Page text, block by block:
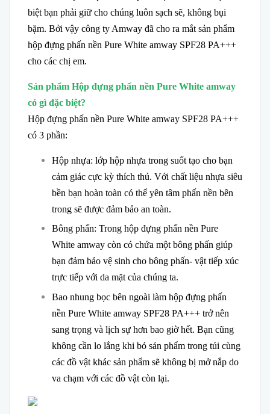
biệt bạn phải giữ cho chúng luôn sạch sẽ, không bụi
bặm. Bởi vậy công ty Amway đã cho ra mắt sản phẩm
hộp đựng phấn nền Pure White amway SPF28 PA+++
cho các chị em.
Sản phẩm Hộp đựng phấn nền Pure White amway
có gì đặc biệt?
Hộp đựng phấn nền Pure White amway SPF28 PA+++
có 3 phần:
Hộp nhựa: lớp hộp nhựa trong suốt tạo cho bạn
cảm giác cực kỳ thích thú. Với chất liệu nhựa siêu
bền bạn hoàn toàn có thể yên tâm phấn nền bên
trong sẽ được đảm bảo an toàn.
Bông phấn: Trong hộp đựng phấn nền Pure
White amway còn có chứa một bông phấn giúp
bạn đảm bảo vệ sinh cho bông phấn- vật tiếp xúc
trực tiếp với da mặt của chúng ta.
Bao nhung bọc bên ngoài làm hộp đựng phấn
nền Pure White amway SPF28 PA+++ trở nên
sang trọng và lịch sự hơn bao giờ hết. Bạn cũng
không cần lo lắng khi bỏ sản phẩm trong túi cùng
các đồ vật khác sản phẩm sẽ không bị mở nắp do
va chạm với các đồ vật còn lại.